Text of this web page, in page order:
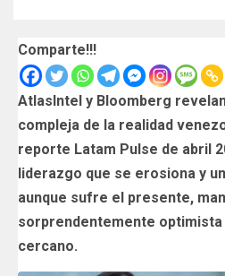
Comparte!!!
AtlasIntel y Bloomberg
compleja de la realidad
reporte Latam Pulse de abril
liderazgo que se erosiona y
aunque sufre el presente,
sorprendentemente
cercano.